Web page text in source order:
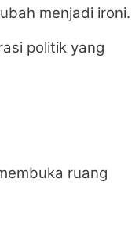
menjadi ironi.
politik yang
ruang